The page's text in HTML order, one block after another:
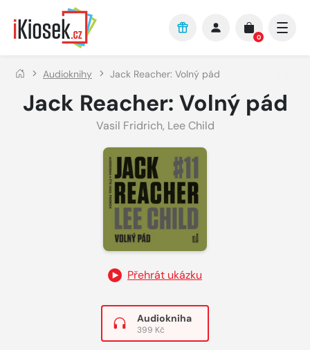
Přejít na hlavní obsah
0
Audioknihy Jack Reacher: Volný pád
Jack Reacher: Volný pád
Vasil Fridrich, Lee Child
Přehrát ukázku
Audiokniha
399 Kč